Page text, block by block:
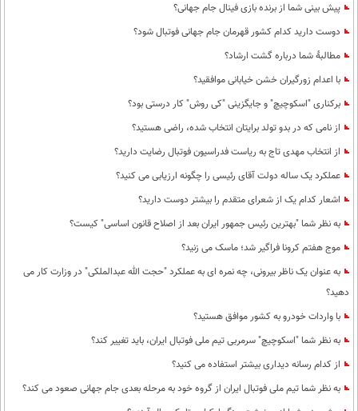
پیش بینی شما از برنده بازی فینال جام جهانی؟
دوست دارید کدام کشور قهرمان جام جهانی فوتبال شود؟
مطالبۀ شما درباره گشت ارشاد؟
با اعدام زورگیران خشن خیابانی موافقید؟
برکناری "اسکوچیچ" و جایگزینی "کی روش" کار درستی بود؟
از نامی که در بدو تولد برایتان انتخاب شده، راضی هستید؟
از انتخاب مهدی تاج به ریاست فدراسیون فوتبال رضایت دارید؟
عملکرد یک ساله دولت آقای رئیسی را چگونه ارزیابی می کنید؟
اشعار کدام یک از شعرای متقدم را بیشتر دوست دارید؟
به نظر شما "بهترین رئیس جمهور ایران بعد از اصلاح قانون اساسی" کیست؟
موج هفتم کرونا فراگیر شد؛ ماسک می زنید؟
به عنوان یک ناظر بیرونی، چه نمره ای به عملکرد "حجت الله عبدالملکی" در وزارت کار می
دهید؟
با واردات خودرو به کشور موافق هستید؟
به نظر شما "اسکوچیچ" سرمربی تیم ملی فوتبال ایران، باید تغییر کند؟
از کدام رسانه دیداری بیشتر استفاده می کنید؟
به نظر شما تیم ملی فوتبال ایران از گروه خود به مرحله بعدی جام جهانی صعود می کند؟